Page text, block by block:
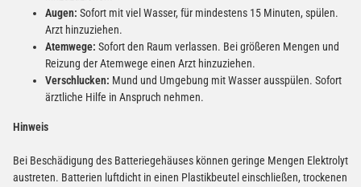
Augen: Sofort mit viel Wasser, für mindestens 15 Minuten, spülen.
Arzt hinzuziehen.
Atemwege: Sofort den Raum verlassen. Bei größeren Mengen und
Reizung der Atemwege einen Arzt hinzuziehen.
Verschlucken: Mund und Umgebung mit Wasser ausspülen. Sofort
ärztliche Hilfe in Anspruch nehmen.
Hinweis
Bei Beschädigung des Batteriegehäuses können geringe Mengen Elektrolyt
austreten. Batterien luftdicht in einen Plastikbeutel einschließen, trockenen